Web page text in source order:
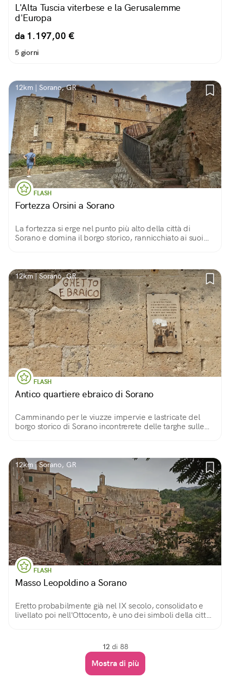
L'Alta Tuscia viterbese e la Gerusalemme
d'Europa
da 1.197,00 €
5 giorni
12km | Sorano, GR
FLASH
Fortezza Orsini a Sorano
La fortezza si erge nel punto più alto della città di
Sorano e domina il borgo storico, rannicchiato ai suoi
12km | Sorano, GR
FLASH
Antico quartiere ebraico di Sorano
Camminando per le viuzze impervie e lastricate del
borgo storico di Sorano incontrerete delle targhe sulle
12km | Sorano, GR
FLASH
Masso Leopoldino a Sorano
Eretto probabilmente già nel IX secolo, consolidato e
livellato poi nell'Ottocento, è uno dei simboli della città
12 di 88
Mostra di più